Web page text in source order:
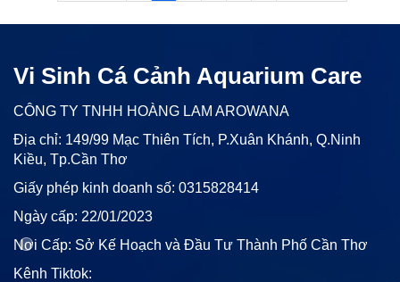
Vi Sinh Cá Cảnh Aquarium Care
CÔNG TY TNHH HOÀNG LAM AROWANA
Địa chỉ: 149/99 Mạc Thiên Tích, P.Xuân Khánh, Q.Ninh
Kiều, Tp.Cần Thơ
Giấy phép kinh doanh số: 0315828414
Ngày cấp: 22/01/2023
Nơi Cấp: Sở Kế Hoạch và Đầu Tư Thành Phố Cần Thơ
Kênh Tiktok: